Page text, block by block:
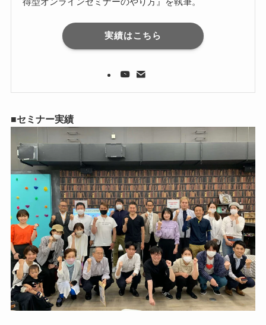
実績はこちら
■セミナー実績